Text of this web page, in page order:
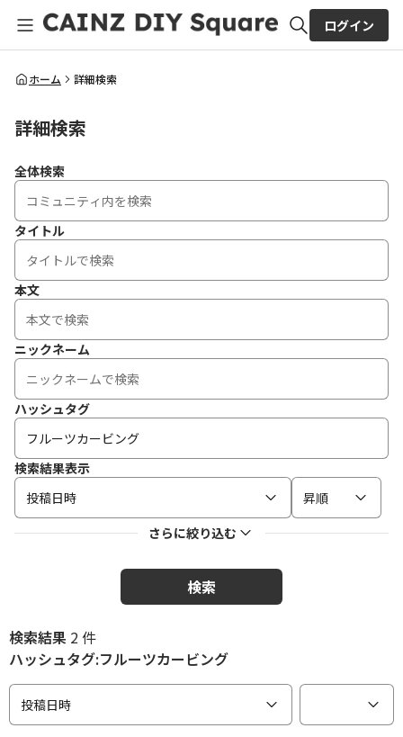
全体検索
ログイン
ホーム 詳細検索
詳細検索
全体検索
タイトル
本文
ニックネーム
ハッシュタグ
検索結果表示
投稿日時
昇順
さらに絞り込む
検索
検索結果 2 件
ハッシュタグ:フルーツカービング
投稿日時